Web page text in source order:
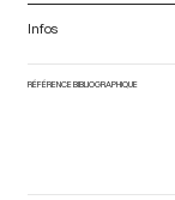
Infos
RÉFÉRENCE BIBLIOGRAPHIQUE